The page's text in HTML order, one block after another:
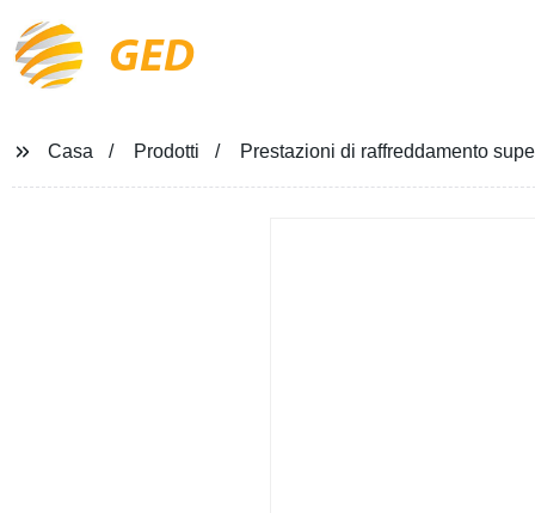
GED
Casa Prodotti Prestazioni di raffreddamento